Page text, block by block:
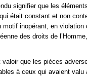
signifier que les
était constant et non
motif inopérant, en violation
des droits de
que les pièces
à ceux qui avaient